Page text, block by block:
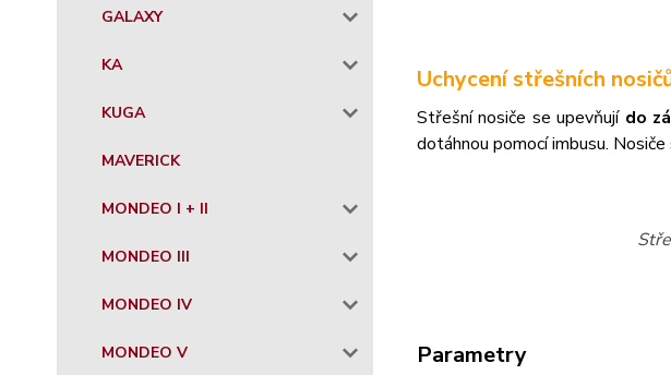
GALAXY
KA
KUGA
MAVERICK
MONDEO I + II
MONDEO III
MONDEO IV
MONDEO V
Uchycení střešních
Střešní nosiče se upevňují do
dotáhnou pomocí imbusu.
Parametry